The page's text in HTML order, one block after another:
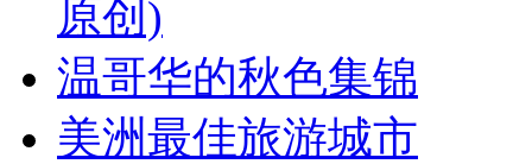
原创)
温哥华的秋色集锦
美洲最佳旅游城市